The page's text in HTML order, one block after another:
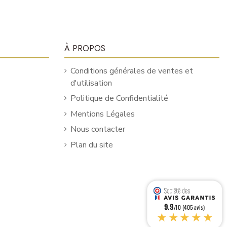
À PROPOS
Conditions générales de ventes et
d'utilisation
Politique de Confidentialité
Mentions Légales
Nous contacter
Plan du site
9.9/10 (405 avis)
★★★★★